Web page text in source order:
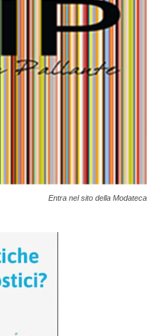
Entra nel sito della Modateca